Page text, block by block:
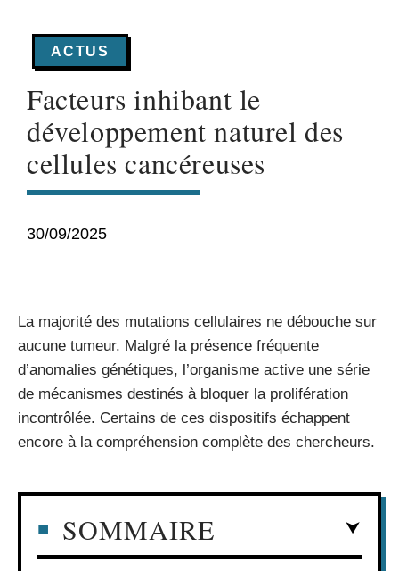
ACTUS
Facteurs inhibant le
développement naturel des
cellules cancéreuses
30/09/2025
La majorité des mutations cellulaires ne débouche sur
aucune tumeur. Malgré la présence fréquente
d’anomalies génétiques, l’organisme active une série
de mécanismes destinés à bloquer la prolifération
incontrôlée. Certains de ces dispositifs échappent
encore à la compréhension complète des chercheurs.
SOMMAIRE